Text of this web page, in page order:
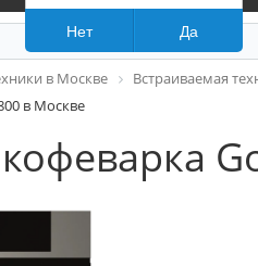
в Москве Встраиваемая
в Москве
Нет Да